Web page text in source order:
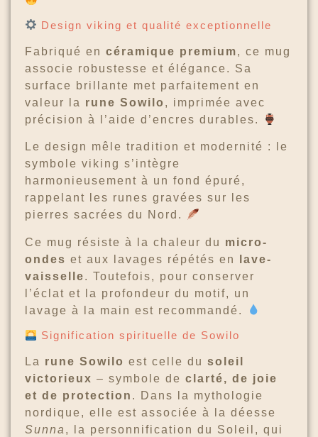
Design viking et qualité exceptionnelle
Fabriqué en céramique premium, ce mug
associe robustesse et élégance. Sa
surface brillante met parfaitement en
valeur la rune Sowilo , imprimée avec
précision à l’aide d’encres durables.
Le design mêle tradition et modernité : le
symbole viking s’intègre
harmonieusement à un fond épuré,
rappelant les runes gravées sur les
pierres sacrées du Nord.
Ce mug résiste à la chaleur du micro-
ondes et aux lavages répétés en
lave-
vaisselle. Toutefois, pour conserver
l’éclat et la profondeur du motif, un
lavage à la main est recommandé.
Signification spirituelle de Sowilo
La rune Sowilo est celle du soleil
victorieux – symbole de clarté, de joie
et de protection . Dans la mythologie
nordique, elle est associée à la déesse
Sunna , la personnification du Soleil, qui